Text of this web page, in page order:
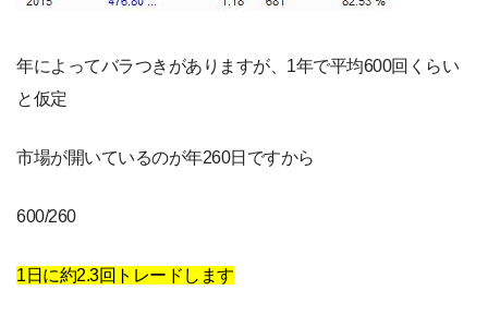
年によってバラつきがありますが、1年で平均600回くらい
と仮定
市場が開いているのが年260日ですから
600/260
1日に約2.3回トレードします